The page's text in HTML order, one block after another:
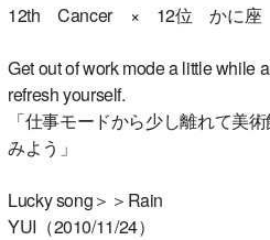
12th Cancer × 12位 かに座
Get out of work mode a little while
refresh yourself.
「仕事モードから少し離れて美
みよう」
Lucky song＞＞Rain
YUI（2010/11/24）